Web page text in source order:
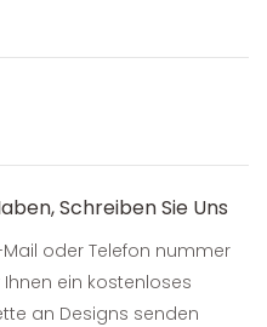
Schreiben Sie Uns
Mail oder Telefon nummer
ein kostenloses
an Designs senden